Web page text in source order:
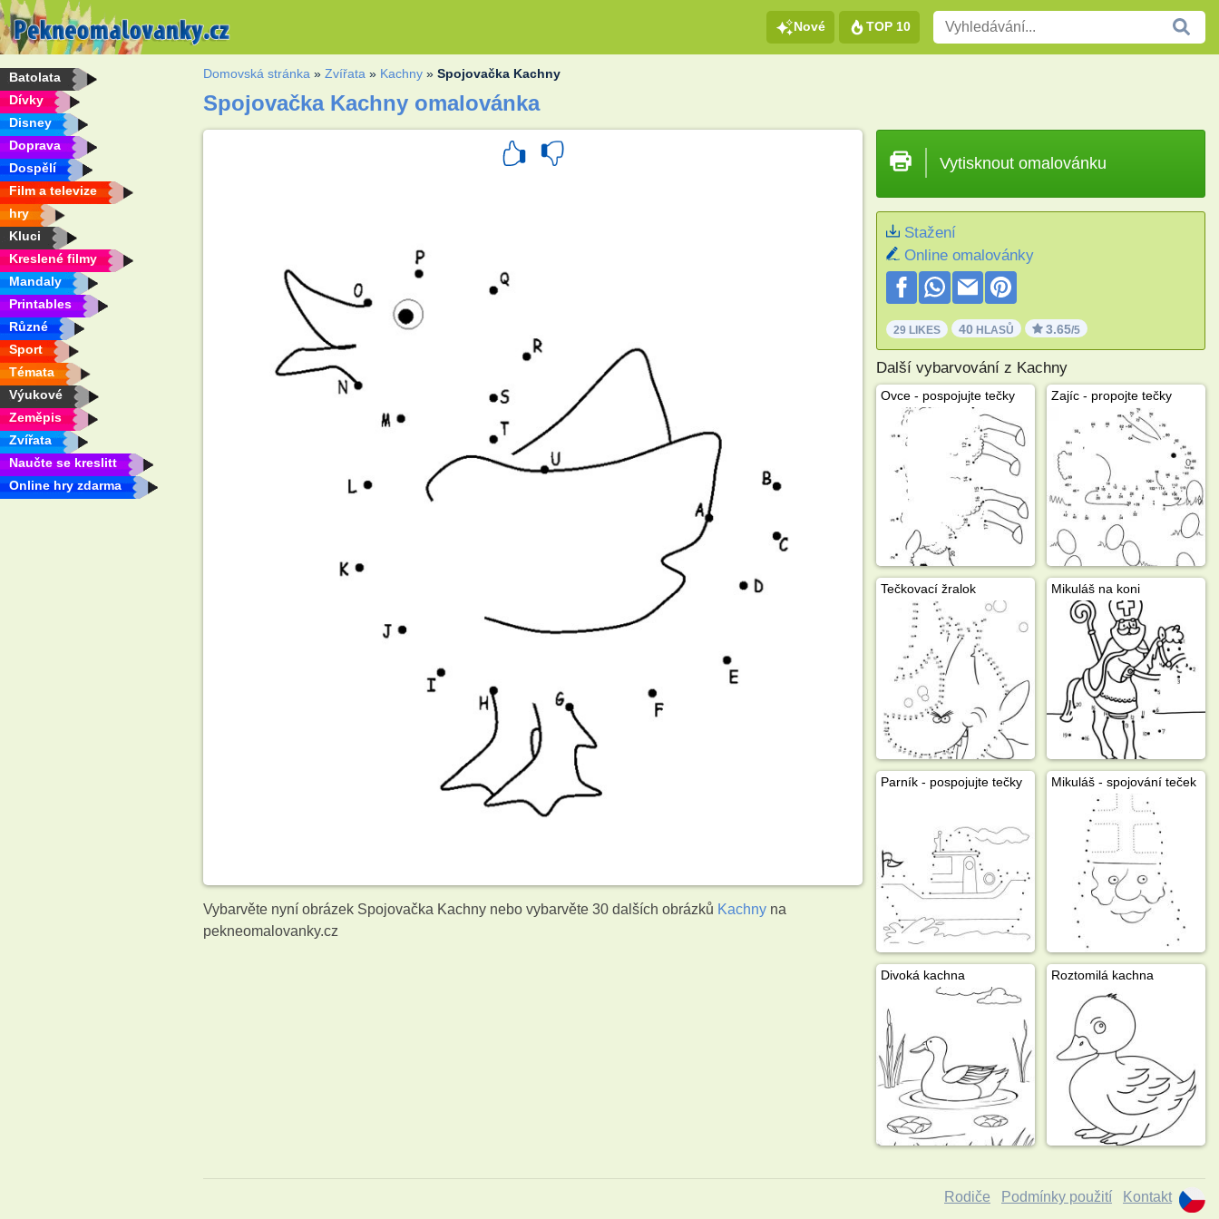
Nové TOP 10
Batolata
Dívky
Disney
Doprava
Dospělí
Film a televize
hry
Kluci
Kreslené filmy
Mandaly
Printables
Různé
Sport
Témata
Výukové
Zeměpis
Zvířata
Naučte se kreslitt
Online hry zdarma
Domovská stránka »Zvířata » Kachny »Spojovačka Kachny
Spojovačka Kachny omalovánka
Vybarvěte nyní obrázek Spojovačka Kachny nebo vybarvěte 30 dalších obrázků Kachny na
pekneomalovanky.cz
Vytisknout omalovánku
Stažení
Online omalovánky
29 LIKES 40 HLASŮ 3.65/5
Další vybarvování z Kachny
Ovce - pospojujte tečky Zajíc - propojte tečky
Tečkovací žralok Mikuláš na koni
Parník - pospojujte tečky Mikuláš - spojování teček
Divoká kachna Roztomilá kachna
Rodiče Podmínky použití Kontakt